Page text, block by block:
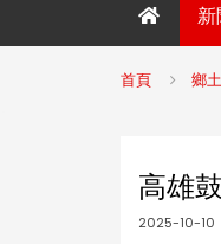
新
首頁 鄉
高雄
2025-10-10